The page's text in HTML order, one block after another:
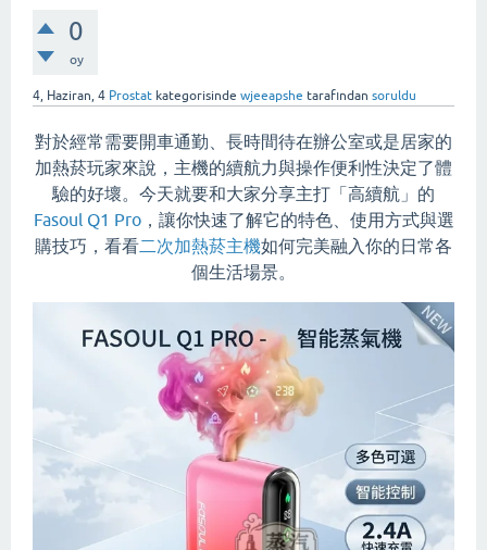
0
oy
4, Haziran, 4 Prostat kategorisinde wjeeapshe tarafından soruldu
對於經常需要開車通勤、長時間待在辦公室或是居家的
加熱菸玩家來說，主機的續航力與操作便利性決定了體
驗的好壞。今天就要和大家分享主打「高續航」的
Fasoul Q1 Pro，讓你快速了解它的特色、使用方式與選
購技巧，看看二次加熱菸主機如何完美融入你的日常各
個生活場景。